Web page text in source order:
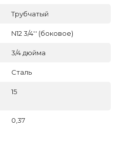
Трубчатый
N12 3/4'' (боковое)
3/4 дюйма
Сталь
15
0,37